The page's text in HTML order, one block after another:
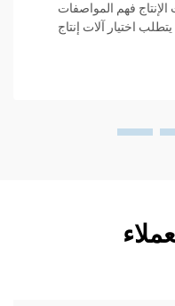
الإنتاج فهم المواصفات
اختيار آلات إنتاج